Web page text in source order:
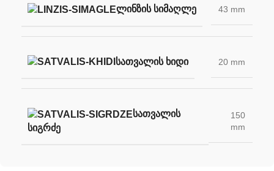
ᲚᲘᲜᲖᲘᲡ ᲡᲘᲛᲐᲦᲚᲔ 43 mm
ᲡᲐᲗᲕᲐᲚᲘᲡ ᲮᲘᲓᲘ 20 mm
ᲡᲐᲗᲕᲐᲚᲘᲡ
ᲡᲘᲒᲠᲫᲔ
150
mm